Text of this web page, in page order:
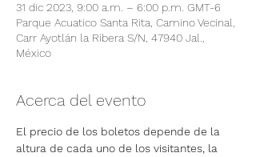
31 dic 2023, 9:00 a.m. – 6:00 p.m. GMT-6
Parque Acuatico Santa Rita, Camino Vecinal,
Carr Ayotlán la Ribera S/N, 47940 Jal.,
México
Acerca del evento
El precio de los boletos depende de la
altura de cada uno de los visitantes, la